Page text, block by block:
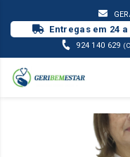
Entregas em 24
924 140 629
POSICIONAMENTO